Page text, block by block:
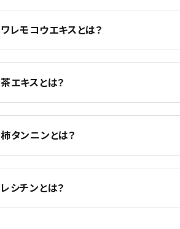
ワレモコウエキスとは？
茶エキスとは？
柿タンニンとは？
レシチンとは？